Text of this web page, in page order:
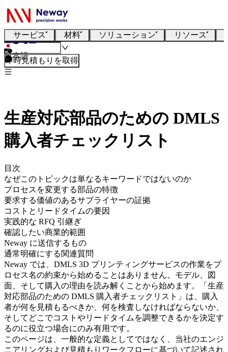
サービス 材料 ソリューション リソース
日本語
即時見積もりを取得
生産対応部品のための DMLS
購入者チェックリスト
目次
なぜこのトピックは単なるキーワードではないのか
プロセスを変更する部品の特徴
要求する価値のあるサプライヤーの証拠
コストとリードタイムの要因
実践的な RFQ 引継ぎ
確認したい商業的範囲
Neway に送信するもの
通常明確にする関連質問
Neway では、 DMLS 3D プリンティングサービスの作業をプ
ロセス名の約束から始めることはありません。モデル、図
面、そして購入の理由を読み解くことから始めます。「生産
対応部品のための DMLS 購入者チェックリスト」は、購入
者が何を見積もるべきか、何を検査しなければならないか、
そしてどこでコストやリードタイムを調整できるかを決定す
るのに役立つ場合にのみ有用です。
このページは、一般的な定義としてではなく、当社のエンジ
ニアリングおよび見積もりワークフローに基づいて記述され